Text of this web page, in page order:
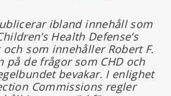
ibland innehåll som
Health Defense’s
som innehåller Robert F.
på de frågor som CHD och
bevakar. I enlighet
Commissions regler